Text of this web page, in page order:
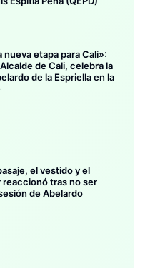
nueva etapa para Cali»:
de Cali, celebra la
de la Espriella en la
el vestido y el
reaccionó tras no ser
de Abelardo